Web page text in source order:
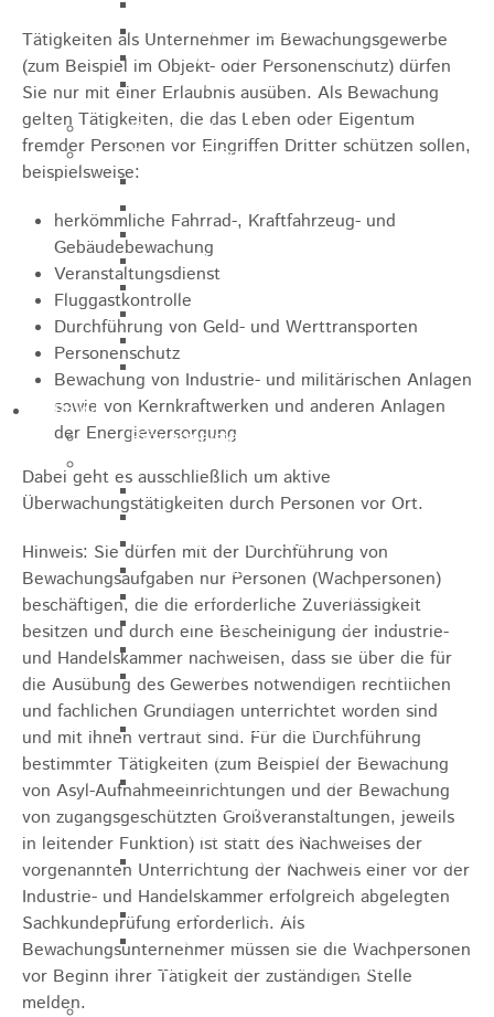
Stadthalle großer Saal
Stadthalle kleiner Saal
Tennishalle
Qualifizierter Mietspiegel
Steuern & Gebühren
Hundesteuer
Vergnügungssteuer
Hebesätze
Kindergartengebühren
Hallenbenutzungsgebühren
Hallenbad & Freibad
Verwaltungsgebühren
Politik
Bürgermeister
Gremien
Bauausschuss
Gemeinderat
GEO - Vertreter im Aufsichtsrat
Ortschaftsrat
Aufsichtsrat Wohnbau GmbH
Stiftungsrat "Stiftung Heubach"
Umlegungsausschuss
Verbandsversammlung der VG
Rosenstein
Verbandsversammlung des
Abwasserzweckverband Lauter-Rems
Verbandsversammlung des
Zweckverbands
Landeswasserversorgung
Verbandsversammlung Zweckverband
"Gewerbeverband Rosenstein"
Verwaltungsausschuss
Zweckverband "Gewerbeverband
Rosenstein" - Verwaltungsrat
Tätigkeiten als Unternehmer im Bewachungsgewerbe
(zum Beispiel im Objekt- oder Personenschutz) dürfen
Sie nur mit einer Erlaubnis ausüben. Als Bewachung
gelten Tätigkeiten, die das Leben oder Eigentum
fremder Personen vor Eingriffen Dritter schützen sollen,
beispielsweise:
herkömmliche Fahrrad-, Kraftfahrzeug- und
Gebäudebewachung
Veranstaltungsdienst
Fluggastkontrolle
Durchführung von Geld- und Werttransporten
Personenschutz
Bewachung von Industrie- und militärischen Anlagen
sowie von Kernkraftwerken und anderen Anlagen
der Energieversorgung
Dabei geht es ausschließlich um aktive
Überwachungstätigkeiten durch Personen vor Ort.
Hinweis: Sie dürfen mit der Durchführung von
Bewachungsaufgaben nur Personen (Wachpersonen)
beschäftigen, die die erforderliche Zuverlässigkeit
besitzen und durch eine Bescheinigung der Industrie-
und Handelskammer nachweisen, dass sie über die für
die Ausübung des Gewerbes notwendigen rechtlichen
und fachlichen Grundlagen unterrichtet worden sind
und mit ihnen vertraut sind. Für die Durchführung
bestimmter Tätigkeiten (zum Beispiel der Bewachung
von Asyl-Aufnahmeeinrichtungen und der Bewachung
von zugangsgeschützten Großveranstaltungen, jeweils
in leitender Funktion) ist statt des Nachweises der
vorgenannten Unterrichtung der Nachweis einer vor der
Industrie- und Handelskammer erfolgreich abgelegten
Sachkundeprüfung erforderlich. Als
Bewachungsunternehmer müssen sie die Wachpersonen
vor Beginn ihrer Tätigkeit der zuständigen Stelle
melden.